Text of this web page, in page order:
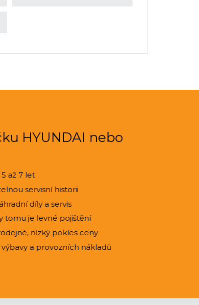
HYUNDAI nebo
až 7 let
servisní historii
díly a servis
tomu je levné pojištění
nízký pokles ceny
a provozních nákladů